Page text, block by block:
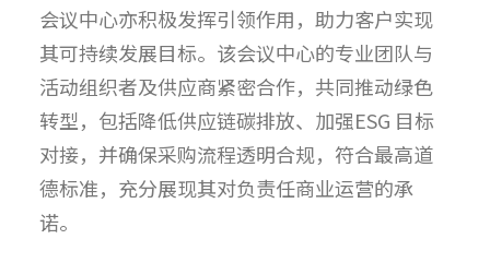
会议中心亦积极发挥引领作用，助力客户实现
其可持续发展目标。该会议中心的专业团队与
活动组织者及供应商紧密合作，共同推动绿色
转型，包括降低供应链碳排放、加强ESG 目标
对接，并确保采购流程透明合规，符合最高道
德标准，充分展现其对负责任商业运营的承
诺。